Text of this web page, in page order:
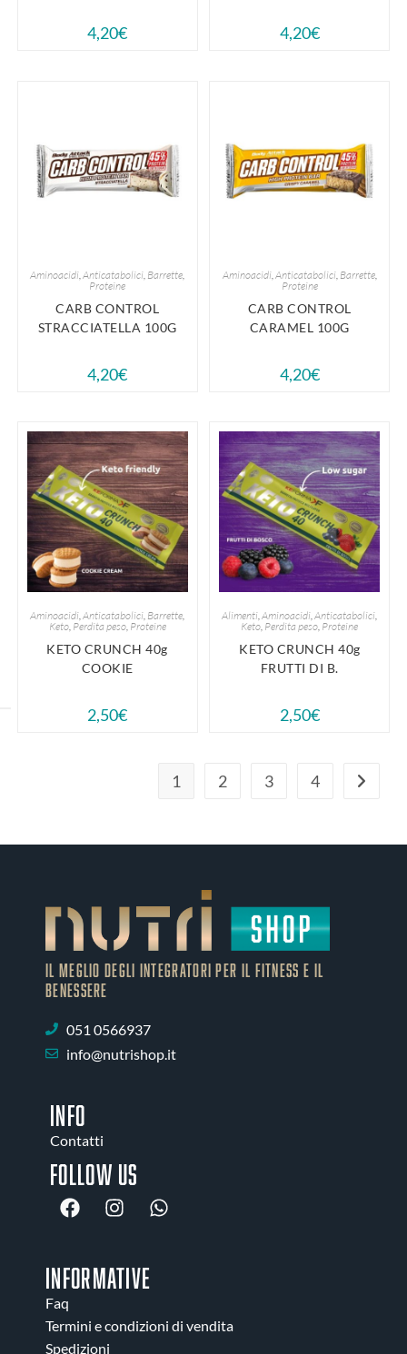
4,20€ 4,20€
Aminoacidi ,Anticatabolici Barrette
Proteine
CARB CONTROL
STRACCIATELLA 100G
4,20€
Aminoacidi, Anticatabolici, Barrette,
Proteine
CARB CONTROL
CARAMEL 100G
4,20€
Aminoacidi,Anticatabolici, Barrette,
Keto, Perdita peso, Proteine
KETO CRUNCH 40g
COOKIE
2,50€
Alimenti,Aminoacidi,Anticatabolici,
Keto, Perdita peso, Proteine
KETO CRUNCH 40g
FRUTTI DI B.
2,50€
1 2 3 4
IL MEGLIO DEGLI Integratori PER IL FITNESS E IL
BENESSERE
051 0566937
info@nutrishop.it
INFO
Contatti
Follow us
INFORMATIVE
Faq
Termini e condizioni di vendita
Spedizioni